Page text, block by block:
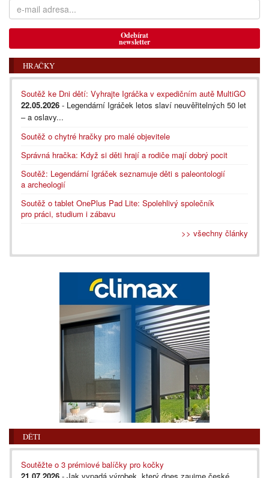
Odebírat
newsletter
HRAČKY
Soutěž ke Dni dětí: Vyhrajte Igráčka v expedičním autě MultiGO
22.05.2026 - Legendární Igráček letos slaví neuvěřitelných 50 let
– a oslavy...
Soutěž o chytré hračky pro malé objevitele
Správná hračka: Když si děti hrají a rodiče mají dobrý pocit
Soutěž: Legendární Igráček seznamuje děti s paleontologií
a archeologií
Soutěž o tablet OnePlus Pad Lite: Spolehlivý společník
pro práci, studium i zábavu
>> všechny články
DĚTI
Soutěžte o 3 prémiové balíčky pro kočky